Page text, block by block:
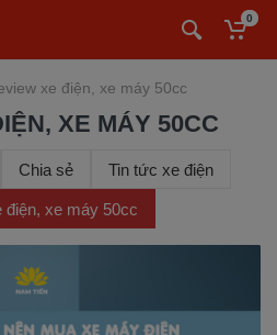
0
xe điện, xe máy 50cc
XE MÁY 50CC
Chia sẻ Tin tức xe điện
điện, xe máy 50cc